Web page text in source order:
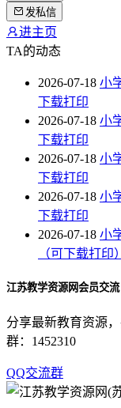
发私信
进主页
TA的动态
2026-07-18 小
下载打印
2026-07-18 小
下载打印
2026-07-18 小
下载打印
2026-07-18 小
下载打印
2026-07-18 小
（可下载打印）
江苏教学资源网会员交流
分享最新教育资源
群：1452310
QQ交流群